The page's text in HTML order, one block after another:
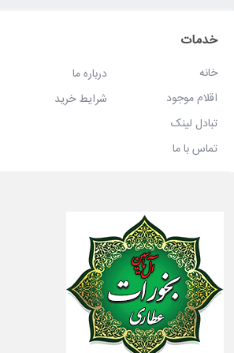
خدمات
خانه
اقلام موجود
تبادل لینک
تماس با ما
درباره ما
شرایط خرید